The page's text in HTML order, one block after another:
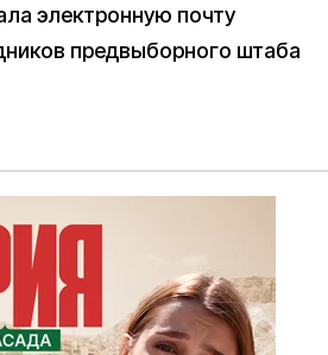
электронную почту
предвыборного штаба